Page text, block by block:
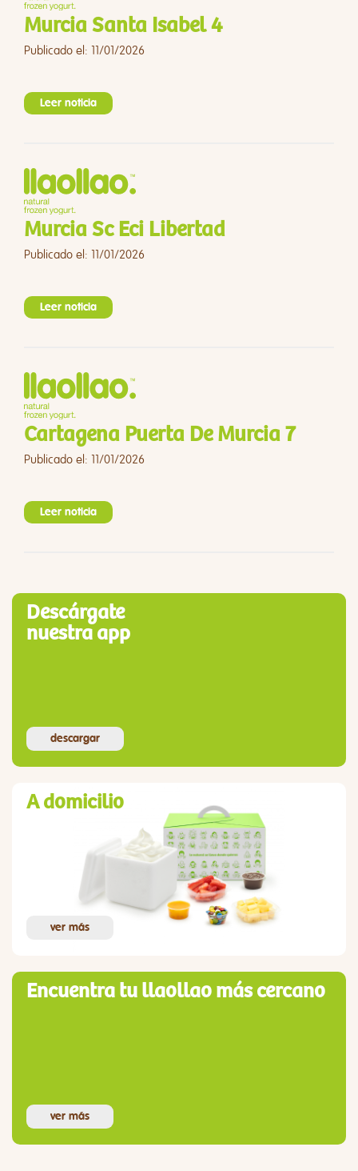
Murcia Santa Isabel 4
Publicado el: 11/01/2026
Leer noticia
Murcia Sc Eci Libertad
Publicado el: 11/01/2026
Leer noticia
Cartagena Puerta De Murcia 7
Publicado el: 11/01/2026
Leer noticia
Descárgate
nuestra app
descargar
A domicilio
ver más
Encuentra tu llaollao más cercano
ver más